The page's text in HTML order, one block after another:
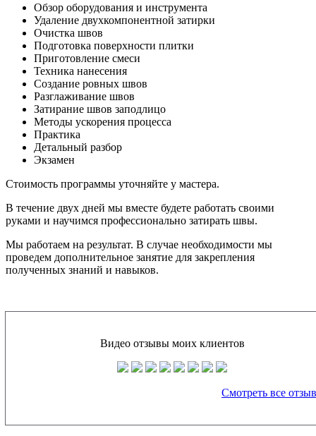
Обзор оборудования и инструмента
Удаление двухкомпонентной затирки
Очистка швов
Подготовка поверхности плитки
Приготовление смеси
Техника нанесения
Создание ровных швов
Разглаживание швов
Затирание швов заподлицо
Методы ускорения процесса
Практика
Детальный разбор
Экзамен
Стоимость программы уточняйте у мастера.
В течение двух дней мы вместе будете работать своими
руками и научимся профессионально затирать швы.
Мы работаем на результат. В случае необходимости мы
проведем дополнительное занятие для закрепления
полученных знаний и навыков.
Видео отзывы моих клиентов
Смотреть все